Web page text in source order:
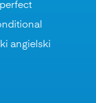
angielski